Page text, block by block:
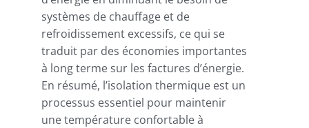
systèmes de chauffage et de
refroidissement excessifs, ce qui se
traduit par des économies importantes
à long terme sur les factures d’énergie.
En résumé, l’isolation thermique est un
processus essentiel pour maintenir
une température confortable à